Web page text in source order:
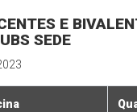
E
SEDE